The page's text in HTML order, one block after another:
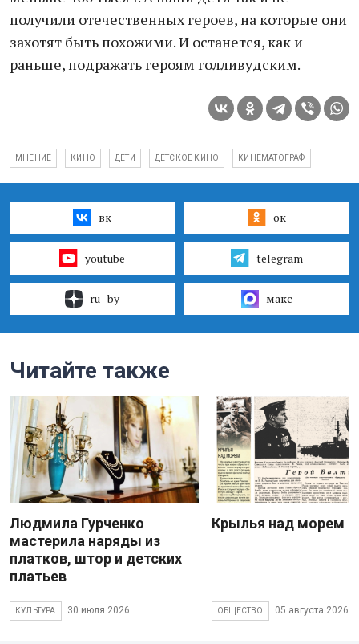
получили отечественных героев, на которые они
захотят быть похожими. И останется, как и
раньше, подражать героям голливудским.
МНЕНИЕ КИНО ДЕТИ ДЕТСКОЕ КИНО КИНЕМАТОГРАФ
вк ок
youtube telegram
ru–by макс
Читайте также
Людмила Гурченко
мастерила наряды из
платков, штор и детских
платьев
КУЛЬТУРА 30 июля 2026
Крылья над морем
ОБЩЕСТВО 05 августа 2026